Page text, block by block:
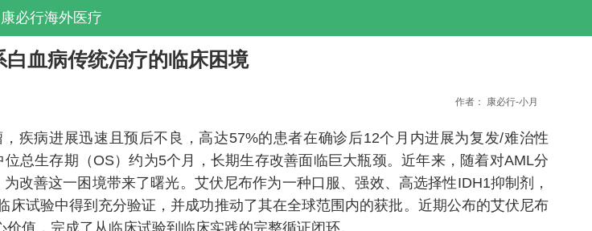
康必行海外医疗
血病传统治疗的临床困境
作者： 康必行-小月
病进展迅速且预后不良，高达57%的患者在确诊后12个月内进展为复发/难治性
总生存期（OS）约为5个月，长期生存改善面临巨大瓶颈。近年来，随着对AML分
改善这一困境带来了曙光。艾伏尼布作为一种口服、强效、高选择性IDH1抑制剂，
试验中得到充分验证，并成功推动了其在全球范围内的获批。近期公布的艾伏尼布
值，完成了从临床试验到临床实践的完整循证闭环。